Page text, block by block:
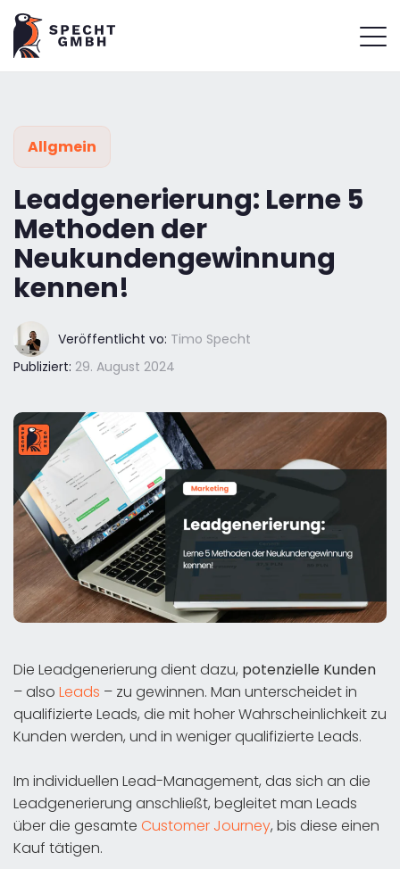
Allgmein
Leadgenerierung: Lerne 5
Methoden der
Neukundengewinnung
kennen!
Veröffentlicht vo: Timo Specht
Publiziert: 29. August 2024
Die Leadgenerierung dient dazu, potenzielle Kunden
– also Leads – zu gewinnen. Man unterscheidet in
qualifizierte Leads, die mit hoher Wahrscheinlichkeit zu
Kunden werden, und in weniger qualifizierte Leads.
Im individuellen Lead-Management, das sich an die
Leadgenerierung anschließt, begleitet man Leads
über die gesamte Customer Journey, bis diese einen
Kauf tätigen.